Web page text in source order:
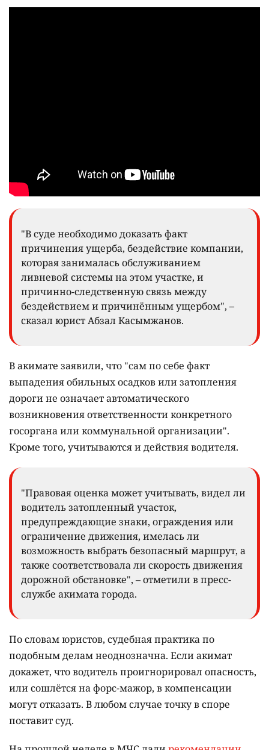
"В суде необходимо доказать факт
причинения ущерба, бездействие компании,
которая занималась обслуживанием
ливневой системы на этом участке, и
причинно-следственную связь между
бездействием и причинённым ущербом", –
сказал юрист Абзал Касымжанов.
В акимате заявили, что "сам по себе факт
выпадения обильных осадков или затопления
дороги не означает автоматического
возникновения ответственности конкретного
госоргана или коммунальной организации".
Кроме того, учитываются и действия водителя.
"Правовая оценка может учитывать, видел ли
водитель затопленный участок,
предупреждающие знаки, ограждения или
ограничение движения, имелась ли
возможность выбрать безопасный маршрут, а
также соответствовала ли скорость движения
дорожной обстановке", – отметили в пресс-
службе акимата города.
По словам юристов, судебная практика по
подобным делам неоднозначна. Если акимат
докажет, что водитель проигнорировал опасность,
или сошлётся на форс-мажор, в компенсации
могут отказать. В любом случае точку в споре
поставит суд.